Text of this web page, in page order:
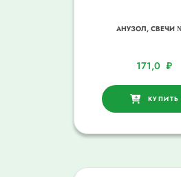
АНУЗОЛ, СВЕЧИ
171,0 ₽
КУПИТЬ